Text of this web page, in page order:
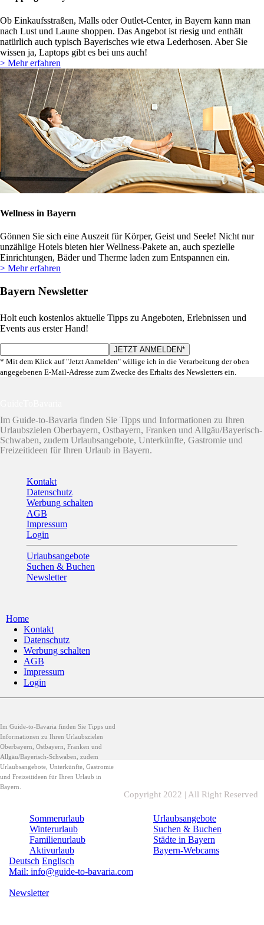
Ob Einkaufsstraßen, Malls oder Outlet-Center, in Bayern kann man
nach Lust und Laune shoppen. Das Angebot ist riesig und enthält
natürlich auch typisch Bayerisches wie etwa Lederhosen. Aber Sie
wissen ja, Laptops gibt es bei uns auch!
> Mehr erfahren
Wellness in Bayern
Gönnen Sie sich eine Auszeit für Körper, Geist und Seele! Nicht nur
unzählige Hotels bieten hier Wellness-Pakete an, auch spezielle
Einrichtungen, Bäder und Therme laden zum Entspannen ein.
> Mehr erfahren
Bayern Newsletter
Holt euch kostenlos aktuelle Tipps zu Angeboten, Erlebnissen und
Events aus erster Hand!
* Mit dem Klick auf "Jetzt Anmelden" willige ich in die Verarbeitung der oben
angegebenen E-Mail-Adresse zum Zwecke des Erhalts des Newsletters ein.
Im Guide-to-Bavaria finden Sie Tipps und Informationen zu Ihren
Urlaubszielen Oberbayern, Ostbayern, Franken und Allgäu/Bayerisch-
Schwaben, zudem Urlaubsangebote, Unterkünfte, Gastromie und
Freizeitideen für Ihren Urlaub in Bayern.
Kontakt
Datenschutz
Werbung schalten
AGB
Impressum
Login
Urlaubsangebote
Suchen & Buchen
Newsletter
Home
Kontakt
Datenschutz
Werbung schalten
AGB
Impressum
Login
Im Guide-to-Bavaria finden Sie Tipps und
Informationen zu Ihren Urlaubszielen
Oberbayern, Ostbayern, Franken und
Allgäu/Bayerisch-Schwaben, zudem
Urlaubsangebote, Unterkünfte, Gastromie
und Freizeitideen für Ihren Urlaub in
Bayern.
Sommerurlaub
Winterurlaub
Familienurlaub
Aktivurlaub
Urlaubsangebote
Suchen & Buchen
Städte in Bayern
Bayern-Webcams
Deutsch Englisch
Mail: info@guide-to-bavaria.com
Newsletter
Copyright 2022 | All Right Reserved